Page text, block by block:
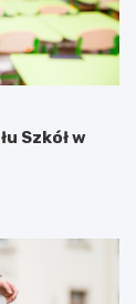
Szkół w